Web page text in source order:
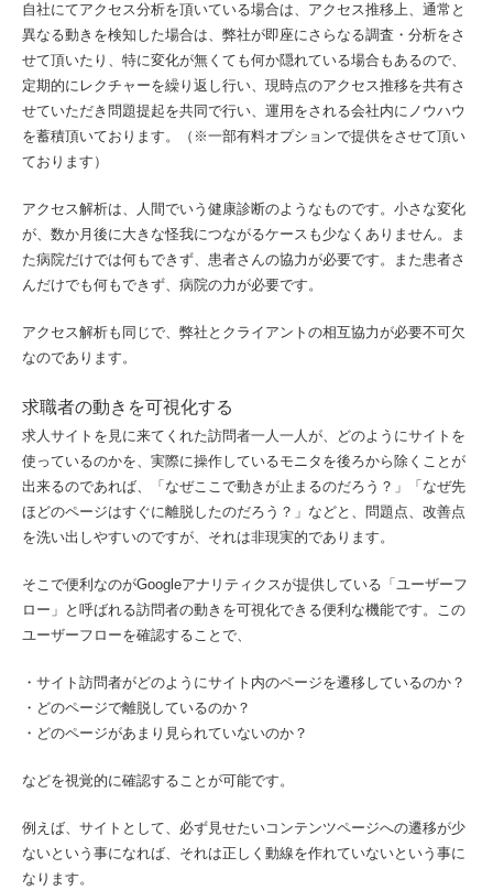
自社にてアクセス分析を頂いている場合は、アクセス推移上、通常と
異なる動きを検知した場合は、弊社が即座にさらなる調査・分析をさ
せて頂いたり、特に変化が無くても何か隠れている場合もあるので、
定期的にレクチャーを繰り返し行い、現時点のアクセス推移を共有さ
せていただき問題提起を共同で行い、運用をされる会社内にノウハウ
を蓄積頂いております。（※一部有料オプションで提供をさせて頂い
ております）
アクセス解析は、人間でいう健康診断のようなものです。小さな変化
が、数か月後に大きな怪我につながるケースも少なくありません。ま
た病院だけでは何もできず、患者さんの協力が必要です。また患者さ
んだけでも何もできず、病院の力が必要です。
アクセス解析も同じで、弊社とクライアントの相互協力が必要不可欠
なのであります。
求職者の動きを可視化する
求人サイトを見に来てくれた訪問者一人一人が、どのようにサイトを
使っているのかを、実際に操作しているモニタを後ろから除くことが
出来るのであれば、「なぜここで動きが止まるのだろう？」「なぜ先
ほどのページはすぐに離脱したのだろう？」などと、問題点、改善点
を洗い出しやすいのですが、それは非現実的であります。
そこで便利なのがGoogleアナリティクスが提供している「ユーザーフ
ロー」と呼ばれる訪問者の動きを可視化できる便利な機能です。この
ユーザーフローを確認することで、
・サイト訪問者がどのようにサイト内のページを遷移しているのか？
・どのページで離脱しているのか？
・どのページがあまり見られていないのか？
などを視覚的に確認することが可能です。
例えば、サイトとして、必ず見せたいコンテンツページへの遷移が少
ないという事になれば、それは正しく動線を作れていないという事に
なります。